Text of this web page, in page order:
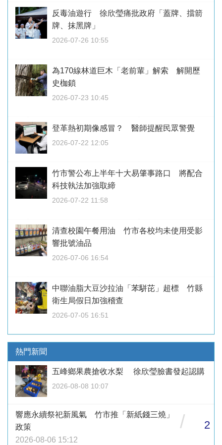
反毒油遊行 徐欣瑩痛批政府「蓋牌、擋箭
牌、抹黑牌」
2026-07-26 10:55
為170線林道巨木「老前輩」解索 解開歷
史枷鎖
2026-07-23 10:45
登革熱初期像感冒？ 醫師提醒民眾警覺
2026-07-22 12:05
竹市警公布上半年十大易肇事路口 將配合
科技執法加強取締
2026-07-22 11:58
清查校園午餐用油 竹市各校均未使用受影
響批號油品
2026-07-06 16:54
中聯油脂大豆沙拉油「苯駢芘」超標 竹縣
衛生局假日加強稽查
2026-07-05 16:51
熱門新聞
五峰鄉果農搶收水梨 徐欣瑩臉書發起認購
2026-08-08 10:07
響應永續祭祀新風氣 竹市推「新紙錢三燒」
政策
2026-08-06 15:12
/ 2